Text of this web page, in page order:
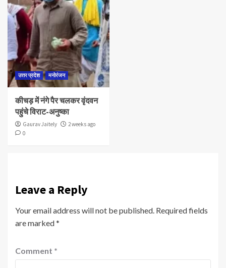
उत्तर प्रदेश मनोरंजन
कीचड़ में नंगे पैर चलकर वृंदवन
पहुंचे विराट-अनुष्का
Gaurav Jaitely
2 weeks ago
0
Leave a Reply
Your email address will not be published. Required fields
are marked*
Comment *